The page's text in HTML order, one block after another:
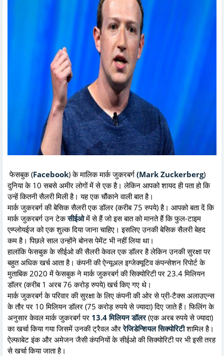
फेसबुक (Facebook) के मालिक मार्क जुकरबर्ग (Mark Zuckerberg)
दुनिया के 10 सबसे अमीर लोगों में से एक है। लेकिन आपको शायद ही पता हो कि
उन्हें कितनी सैलरी मिली है। यह एक चौंकाने वाली बात है।
मार्क जुकरबर्ग की बेसिक सैलरी एक डॉलर (करीब 75 रुपये) है। आपको बता दें कि
मार्क जुकरबर्ग उन टेकसीईओमें से हैं जो इस बात को मानते हैं कि फुल-टाइम
एम्प्लोयईज को एक शुल्क दिया जाना चाहिए। इसलिए उनकी बेसिक सैलरी बेहद
कम है। पिछले साल उन्होंने बोनस पेमेंट भी नहीं लिया था।
हालांकि फेसबुक के सीईओ की सैलरी केवल एक डॉलर है लेकिन उनकी सुरक्षा पर
बहुत अधिक खर्च आता है। कंपनी की ऐन्यूअल इग्जेक्यूटिव कंपन्सेशन रिपोर्ट के
मुताबिक 2020 में फेसबुक ने मार्क जुकरबर्ग की सिक्योरिटी पर 23.4 मिलियन
डॉलर (करीब 1 अरब 76 करोड़ रुपये) खर्च किए गए थे।
मार्क जुकरबर्ग के परिवार की सुरक्षा के लिए कंपनी की ओर से प्री-टैक्स अलाउएन्स
के तौर पर 10 मिलियन डॉलर (75 करोड़ रुपये से ज्यादा) दिए जाते हैं। फिलिंग के
अनुसार केवल मार्क जुकरबर्ग पर 13.4 मिलियन डॉलर(एक अरब रुपये से ज्यादा)
का खर्चा किया गया जिसमें उनकी ट्रैवल औररेजिडेन्शियल सिक्योरिटीशामिल है।
ऐल्फाबेट इंक और अमेजन जैसी कंपनियों के सीईओ की सिक्योरिटी पर भी इसी तरह
से खर्चा किया जाता है।